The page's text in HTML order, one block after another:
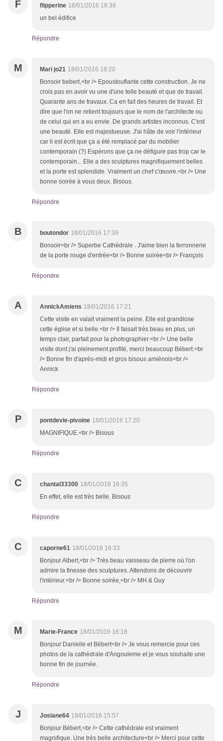
F flipperine 18/01/2016 18:39
un bel édifice
Répondre
M Mari jo21 18/01/2016 18:20
Bonsoir bebert,<br /> Epoustouflante cette construction. Je ne
crois pas en avoir vu une d'une telle beauté et que de travail.
Quarante ans de travaux. Ca en fait des heures de travail. Et
dire que l'on ne retient toujours que le nom de l'architecte ou
de celui qui en a eu envie. De grands artistes inconnus. C'est
une beauté. Elle est majestueuse. J'ai hâte de voir l'intérieur
car il est écrit que ça a été remplacé par du mobilier
contemporain (?) Espérons que ça ne défigure pas trop car le
contemporain... Elle a des sculptures magnifiquement belles
et la porte est splendide. Vraiment un chef c'œuvre.<br /> Une
bonne soirée à vous deux. Bisous.
Répondre
B boutondor 18/01/2016 17:39
Bonsoir<br /> Superbe Cathédrale . J'aime bien la ferronnerie
de la porte rouge d'entrée<br /> Bonne soirée<br /> François
Répondre
A AnnickAmiens 18/01/2016 17:21
Cette visite en valait vraiment la peine. Elle est grandiose
cette église et si belle.<br /> Il faisait très beau en plus, un
temps clair, parfait pour la photographier.<br /> Une belle
visite dont j'ai pleinement profité, merci beaucoup Bébert.<br
/> Bonne fin d'après-midi et gros bisous amiénois<br />
Annick
Répondre
P pontdevie-pivoine 18/01/2016 17:20
MAGNIFIQUE.<br /> Bisous
Répondre
C chantal33300 18/01/2016 16:35
En effet, elle est très belle. Bisous
Répondre
C caporne61 18/01/2016 16:33
Bonjour Albert,<br /> Très beau vaisseau de pierre où l'on
admire la finesse des sculptures. Attendons de découvrir
l'intérieur.<br /> Bonne soirée,<br /> MH & Guy
Répondre
M Marie-France 18/01/2016 16:18
Bonjour Danielle et Bébert<br /> Je vous remercie pour ces
photos de la cathédrale d'Angouleme et je vous souhaite une
bonne fin de journée.
Répondre
J Josiane64 18/01/2016 15:57
Bonjour Bébert,<br /> Cette cathédrale est vraiment
magnifique. Une très belle architecture<br /> Merci pour cette